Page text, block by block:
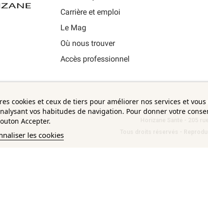
cookies et ceux de tiers pour améliorer nos services et
vos habitudes de navigation. Pour donner votre
Accepter.
les cookies
Carrière et emploi
Le Mag
Où nous trouver
Accès professionnel